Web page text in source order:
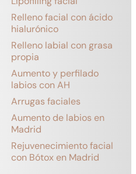
Relleno facial con ácido
hialurónico
Relleno labial con grasa
propia
Aumento y perfilado
labios con AH
Arrugas faciales
Aumento de labios en
Madrid
Rejuvenecimiento facial
con Bótox en Madrid